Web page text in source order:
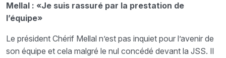
Mellal : «Je suis rassuré par la prestation de
l’équipe»
Le président Chérif Mellal n’est pas inquiet pour l’avenir de
son équipe et cela malgré le nul concédé devant la JSS. Il